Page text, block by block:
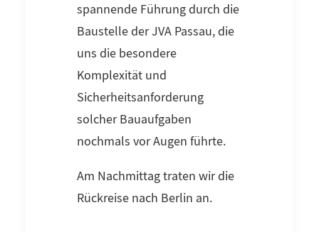
spannende Führung durch die
Baustelle der JVA Passau, die
uns die besondere
Komplexität und
Sicherheitsanforderung
solcher Bauaufgaben
nochmals vor Augen führte.
Am Nachmittag traten wir die
Rückreise nach Berlin an.